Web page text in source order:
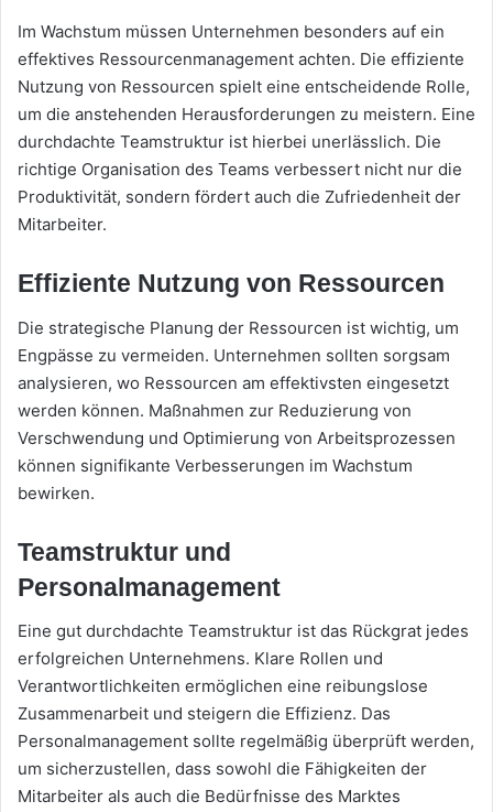
Im Wachstum müssen Unternehmen besonders auf ein
effektives Ressourcenmanagement achten. Die effiziente
Nutzung von Ressourcen spielt eine entscheidende Rolle,
um die anstehenden Herausforderungen zu meistern. Eine
durchdachte Teamstruktur ist hierbei unerlässlich. Die
richtige Organisation des Teams verbessert nicht nur die
Produktivität, sondern fördert auch die Zufriedenheit der
Mitarbeiter.
Effiziente Nutzung von Ressourcen
Die strategische Planung der Ressourcen ist wichtig, um
Engpässe zu vermeiden. Unternehmen sollten sorgsam
analysieren, wo Ressourcen am effektivsten eingesetzt
werden können. Maßnahmen zur Reduzierung von
Verschwendung und Optimierung von Arbeitsprozessen
können signifikante Verbesserungen im Wachstum
bewirken.
Teamstruktur und
Personalmanagement
Eine gut durchdachte Teamstruktur ist das Rückgrat jedes
erfolgreichen Unternehmens. Klare Rollen und
Verantwortlichkeiten ermöglichen eine reibungslose
Zusammenarbeit und steigern die Effizienz. Das
Personalmanagement sollte regelmäßig überprüft werden,
um sicherzustellen, dass sowohl die Fähigkeiten der
Mitarbeiter als auch die Bedürfnisse des Marktes